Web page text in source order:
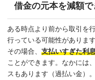
借金の元本を減額
ある時点より前から取引を
行っている可能性があります
その場合、 支払いすぎた利
ことができます。なかには
スもあります（過払い金）。